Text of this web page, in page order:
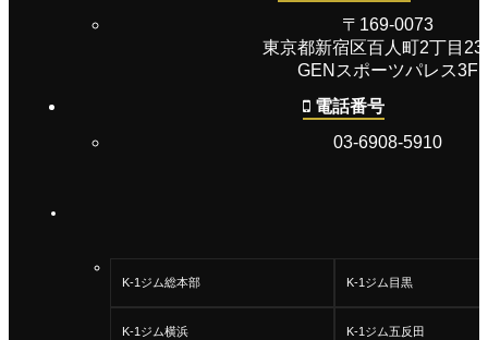
〒169-0073
東京都新宿区百人町2丁目
GENスポーツパレス3F
電話番号
03-6908-5910
K-1ジム総本部 K-1ジム目黒
K-1ジム横浜 K-1ジム五反田